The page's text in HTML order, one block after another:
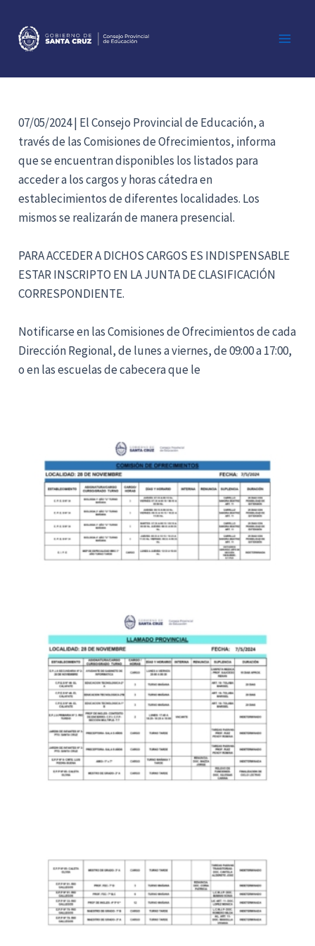
contenido
07/05/2024 | El Consejo Provincial de Educación, a
través de las Comisiones de Ofrecimientos, informa
que se encuentran disponibles los listados para
acceder a los cargos y horas cátedra en
establecimientos de diferentes localidades. Los
mismos se realizarán de manera presencial.
PARA ACCEDER A DICHOS CARGOS ES INDISPENSABLE
ESTAR INSCRIPTO EN LA JUNTA DE CLASIFICACIÓN
CORRESPONDIENTE.
Notificarse en las Comisiones de Ofrecimientos de cada
Dirección Regional, de lunes a viernes, de 09:00 a 17:00,
o en las escuelas de cabecera que le